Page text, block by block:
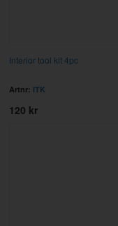
Interior tool kit 4pc
Artnr: ITK
120 kr